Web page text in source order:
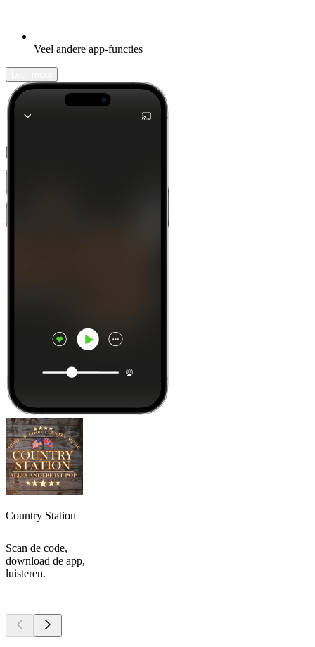
Veel andere app-functies
Country Station
Scan de code,
download de app,
luisteren.